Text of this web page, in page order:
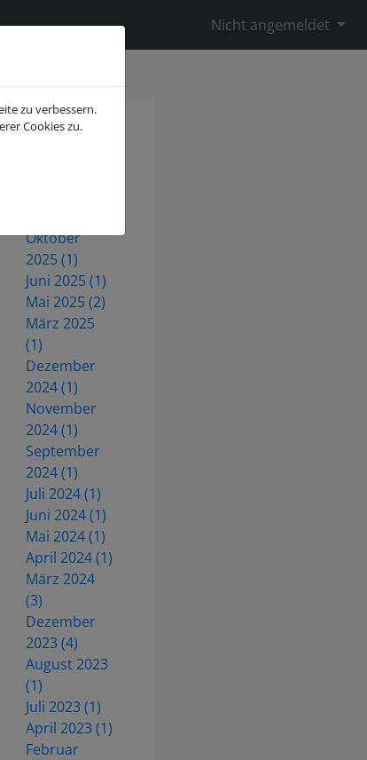
Nicht angemeldet
Oktober
2025 (1)
Juni 2025 (1)
Mai 2025 (2)
März 2025
(1)
Dezember
2024 (1)
November
2024 (1)
September
2024 (1)
Juli 2024 (1)
Juni 2024 (1)
Mai 2024 (1)
April 2024 (1)
März 2024
(3)
Dezember
2023 (4)
August 2023
(1)
Juli 2023 (1)
April 2023 (1)
Februar
zu verbessern.
Cookies zu.